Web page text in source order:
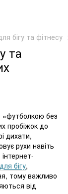
бігу та фітнесу
та
«футболкою без
пробіжок до
дихати,
рухи навіть
бігу,
тому важливо
від